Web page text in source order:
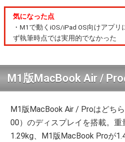
気になった点
・M1で動くiOS/iPad OS向けアプ
ず執筆時点では実用的でなかった
M1版MacBook Air /
M1版MacBook Air / Proはどち
00）のディスプレイを搭載。
1.29kg、M1版MacBook Proが